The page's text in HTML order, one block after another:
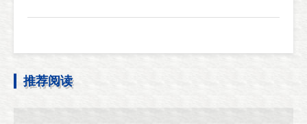
推荐阅读